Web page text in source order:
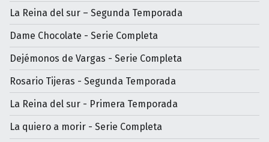
La Reina del sur – Segunda Temporada
Dame Chocolate - Serie Completa
Dejémonos de Vargas - Serie Completa
Rosario Tijeras - Segunda Temporada
La Reina del sur - Primera Temporada
La quiero a morir - Serie Completa